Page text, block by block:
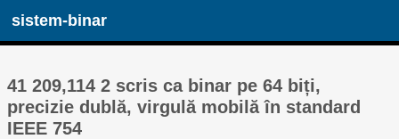
sistem-binar
41 209,114 2 scris ca binar pe 64 biți,
precizie dublă, virgulă mobilă în standard
IEEE 754